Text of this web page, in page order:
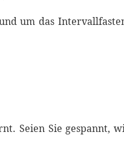
um das
Seien Sie gespannt,